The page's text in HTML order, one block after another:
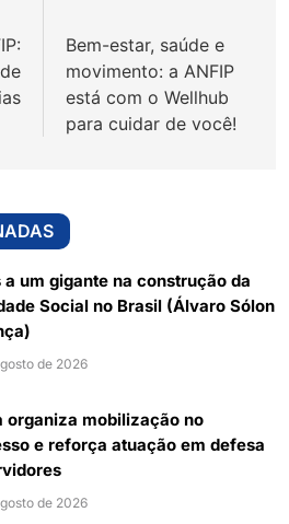
Bem-estar, saúde e
movimento: a ANFIP
está com o Wellhub
para cuidar de você!
a um gigante na construção da
Social no Brasil (Álvaro Sólon
de 2026
organiza mobilização no
e reforça atuação em defesa
de 2026